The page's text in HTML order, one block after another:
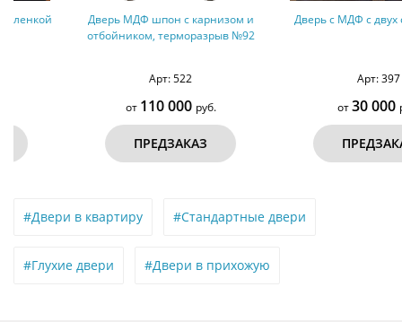
Дверь МДФ шпон с карнизом и
отбойником, терморазрыв №92
110 000руб.
ПРЕДЗАКАЗ
Дверь с МДФ с двух сторон №32
руб.
ПРЕДЗАКАЗ
#Двери в квартиру #Стандартные двери
#Глухие двери #Двери в прихожую